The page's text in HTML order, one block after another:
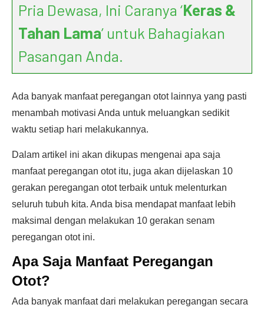
Pria Dewasa, Ini Caranya ‘Keras &
Tahan Lama’ untuk Bahagiakan
Pasangan Anda.
Ada banyak manfaat peregangan otot lainnya yang pasti
menambah motivasi Anda untuk meluangkan sedikit
waktu setiap hari melakukannya.
Dalam artikel ini akan dikupas mengenai apa saja
manfaat peregangan otot itu, juga akan dijelaskan 10
gerakan peregangan otot terbaik untuk melenturkan
seluruh tubuh kita. Anda bisa mendapat manfaat lebih
maksimal dengan melakukan 10 gerakan senam
peregangan otot ini.
Apa Saja Manfaat Peregangan
Otot?
Ada banyak manfaat dari melakukan peregangan secara